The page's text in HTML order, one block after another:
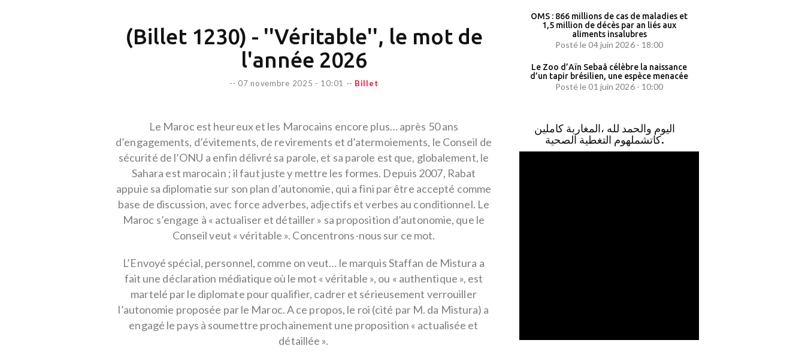
(Billet 1230) - ''Véritable'', le mot de
l'année 2026
-- 07 novembre 2025 - 10:01 -- Billet
Le Maroc est heureux et les Marocains encore plus… après 50 ans
d’engagements, d’évitements, de revirements et d’atermoiements, le Conseil de
sécurité de l’ONU a enfin délivré sa parole, et sa parole est que, globalement, le
Sahara est marocain ; il faut juste y mettre les formes. Depuis 2007, Rabat
appuie sa diplomatie sur son plan d’autonomie, qui a fini par être accepté comme
base de discussion, avec force adverbes, adjectifs et verbes au conditionnel. Le
Maroc s’engage à « actualiser et détailler » sa proposition d’autonomie, que le
Conseil veut « véritable ». Concentrons-nous sur ce mot.
L’Envoyé spécial, personnel, comme on veut… le marquis Staffan de Mistura a
fait une déclaration médiatique où le mot « véritable », ou « authentique », est
martelé par le diplomate pour qualifier, cadrer et sérieusement verrouiller
l’autonomie proposée par le Maroc. A ce propos, le roi (cité par M. da Mistura) a
engagé le pays à soumettre prochainement une proposition « actualisée et
détaillée ».
OMS : 866 millions de cas de maladies et
1,5 million de décès par an liés aux
aliments insalubres
Posté le 04 juin 2026 - 18:00
Le Zoo d’Aïn Sebaâ célèbre la naissance
d’un tapir brésilien, une espèce menacée
Posté le 01 juin 2026 - 10:00
اليوم والحمد لله ،المغاربة كاملين
كاتشملهوم التغطية الصحية.